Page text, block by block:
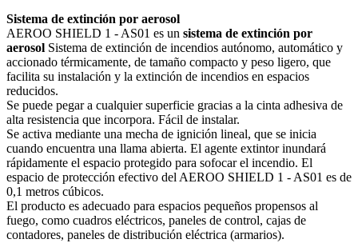
Sistema de extinción por aerosol
AEROO SHIELD 1 - AS01 es un sistema de extinción por
aerosol Sistema de extinción de incendios autónomo, automático y
accionado térmicamente, de tamaño compacto y peso ligero, que
facilita su instalación y la extinción de incendios en espacios
reducidos.
Se puede pegar a cualquier superficie gracias a la cinta adhesiva de
alta resistencia que incorpora. Fácil de instalar.
Se activa mediante una mecha de ignición lineal, que se inicia
cuando encuentra una llama abierta. El agente extintor inundará
rápidamente el espacio protegido para sofocar el incendio. El
espacio de protección efectivo del AEROO SHIELD 1 - AS01 es de
0,1 metros cúbicos.
El producto es adecuado para espacios pequeños propensos al
fuego, como cuadros eléctricos, paneles de control, cajas de
contadores, paneles de distribución eléctrica (armarios).